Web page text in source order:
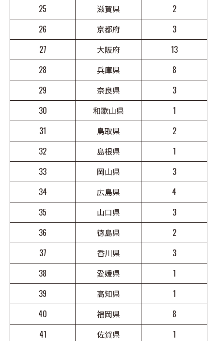
25 滋賀県
2
26
京都府
3
27
大阪府
13
28
兵庫県
8
29
奈良県
3
30
和歌山県
1
31
鳥取県
2
32
島根県
1
33
岡山県
3
34
広島県
4
35
山口県
3
36
徳島県
2
37
香川県
3
38
愛媛県
1
39
高知県
1
40
福岡県
8
41
佐賀県
1